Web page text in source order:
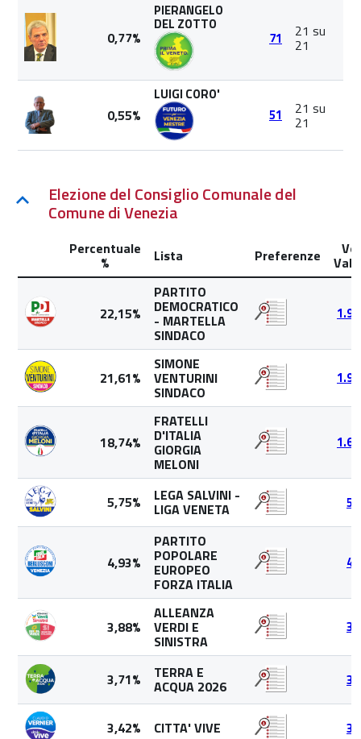
0,77%
PIERANGELO
DEL ZOTTO
71 21 su
21
0,55%
LUIGI CORO'
51
21 su
21
Elezione del Consiglio Comunale del
Comune di Venezia
Percentuale
% Lista Preferenze
22,15%
PARTITO
DEMOCRATICO
- MARTELLA
SINDACO
21,61%
SIMONE
VENTURINI
SINDACO
18,74%
FRATELLI
D'ITALIA
GIORGIA
MELONI
5,75% LEGA SALVINI -
LIGA VENETA
4,93%
PARTITO
POPOLARE
EUROPEO
FORZA ITALIA
3,88%
ALLEANZA
VERDI E
SINISTRA
3,71% TERRA E
ACQUA 2026
3,42% CITTA' VIVE